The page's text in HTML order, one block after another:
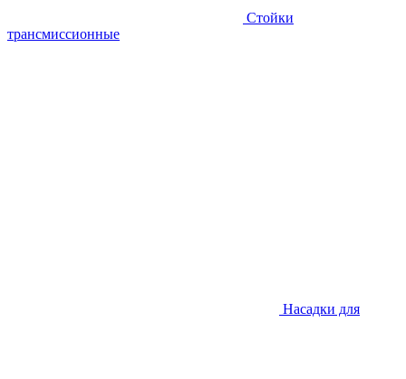
Стойки
трансмиссионные
Насадки для